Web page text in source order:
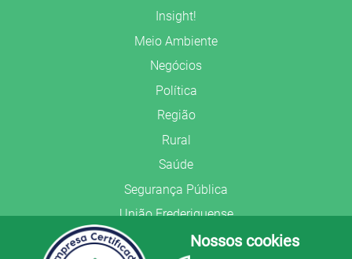
Insight!
Meio Ambiente
Negócios
Política
Região
Rural
Saúde
Segurança Pública
União Frederiquense
Nossos cookies